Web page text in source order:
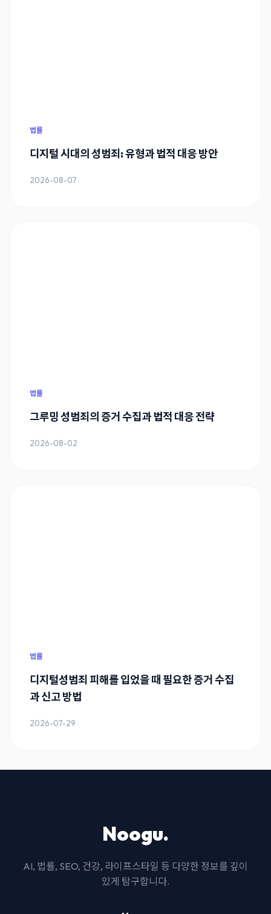
법률
디지털 시대의 성범죄: 유형과 법적 대응 방안
2026-08-07
법률
그루밍 성범죄의 증거 수집과 법적 대응 전략
2026-08-02
법률
디지털성범죄 피해를 입었을 때 필요한 증거 수집
과 신고 방법
2026-07-29
Noogu.
AI, 법률, SEO, 건강, 라이프스타일 등 다양한 정보를 깊이
있게 탐구합니다.